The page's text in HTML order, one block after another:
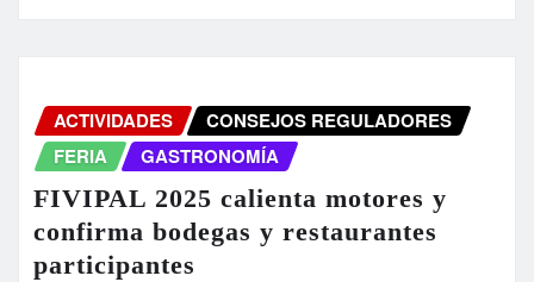
ACTIVIDADES
CONSEJOS REGULADORES
FERIA
GASTRONOMÍA
FIVIPAL 2025 calienta motores y
confirma bodegas y restaurantes
participantes